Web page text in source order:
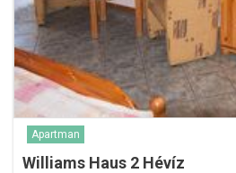
Apartman
Williams Haus 2 Hévíz